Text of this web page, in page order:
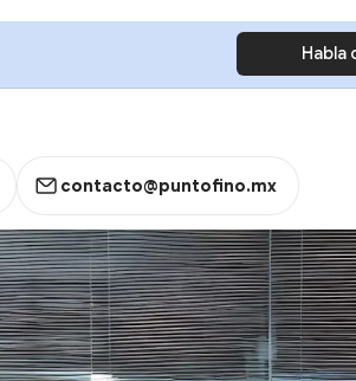
Habla
contacto@puntofino.mx